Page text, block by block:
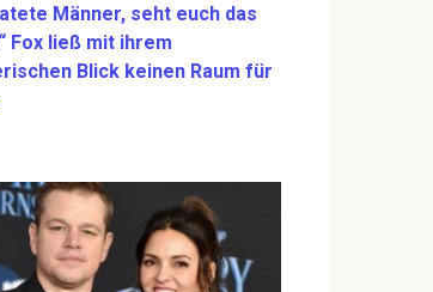
Männer, seht euch das
Fox ließ mit ihrem
Blick keinen Raum für